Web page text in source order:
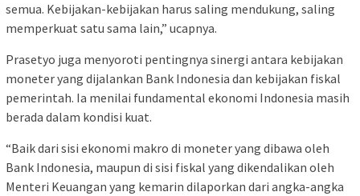
semua. Kebijakan-kebijakan harus saling mendukung, saling
memperkuat satu sama lain,” ucapnya.
Prasetyo juga menyoroti pentingnya sinergi antara kebijakan
moneter yang dijalankan Bank Indonesia dan kebijakan fiskal
pemerintah. Ia menilai fundamental ekonomi Indonesia masih
berada dalam kondisi kuat.
“Baik dari sisi ekonomi makro di moneter yang dibawa oleh
Bank Indonesia, maupun di sisi fiskal yang dikendalikan oleh
Menteri Keuangan yang kemarin dilaporkan dari angka-angka